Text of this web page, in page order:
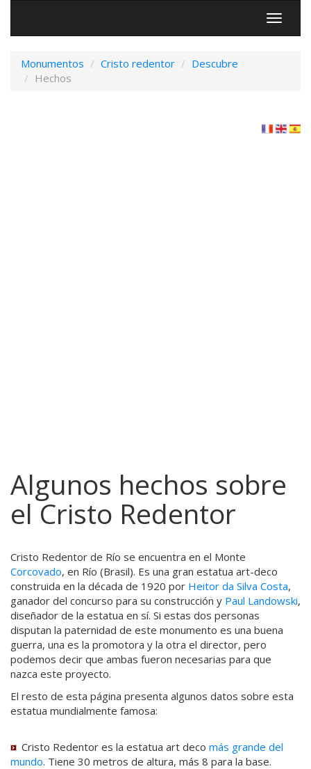
Menú
Monumentos Cristo redentor
Descubre
Hechos
Algunos hechos sobre
el Cristo Redentor
Cristo Redentor de Río se encuentra en el Monte
Corcovado, en Río (Brasil). Es una gran estatua art-deco
construida en la década de 1920 por Heitor da Silva Costa,
ganador del concurso para su construcción y Paul Landowski,
diseñador de la estatua en sí. Si estas dos personas
disputan la paternidad de este monumento es una buena
guerra, una es la promotora y la otra el director, pero
podemos decir que ambas fueron necesarias para que
nazca este proyecto.
El resto de esta página presenta algunos datos sobre esta
estatua mundialmente famosa:
Cristo Redentor es la estatua art deco más grande del
mundo. Tiene 30 metros de altura, más 8 para la base.